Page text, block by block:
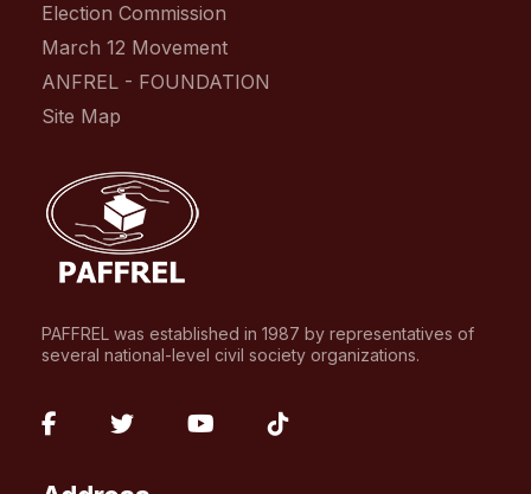
Election Commission
March 12 Movement
ANFREL - FOUNDATION
Site Map
PAFFREL was established in 1987 by representatives of
several national-level civil society organizations.
fab
fab